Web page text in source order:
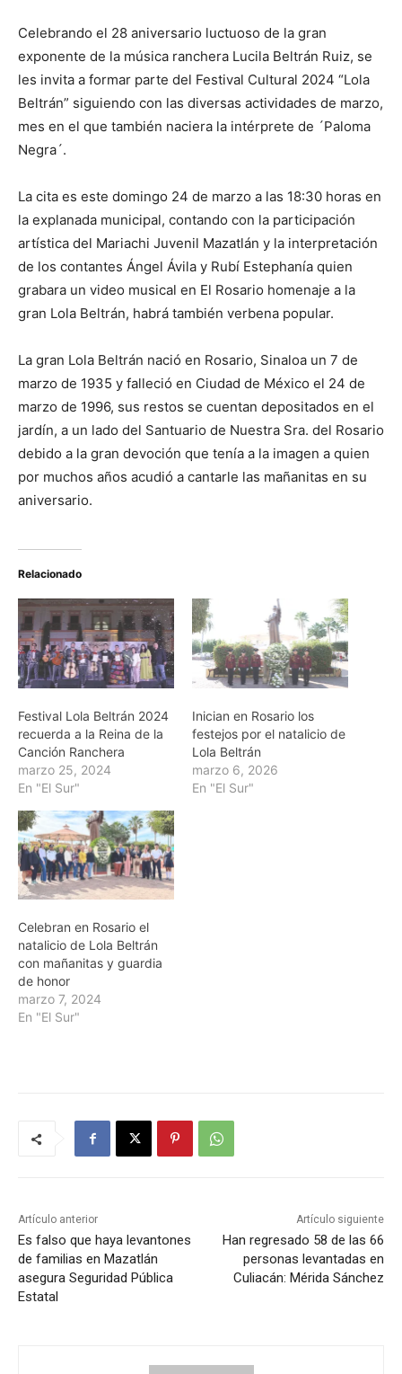
Celebrando el 28 aniversario luctuoso de la gran
exponente de la música ranchera Lucila Beltrán Ruiz, se
les invita a formar parte del Festival Cultural 2024 “Lola
Beltrán” siguiendo con las diversas actividades de marzo,
mes en el que también naciera la intérprete de ´Paloma
Negra´.
La cita es este domingo 24 de marzo a las 18:30 horas en
la explanada municipal, contando con la participación
artística del Mariachi Juvenil Mazatlán y la interpretación
de los contantes Ángel Ávila y Rubí Estephanía quien
grabara un video musical en El Rosario homenaje a la
gran Lola Beltrán, habrá también verbena popular.
La gran Lola Beltrán nació en Rosario, Sinaloa un 7 de
marzo de 1935 y falleció en Ciudad de México el 24 de
marzo de 1996, sus restos se cuentan depositados en el
jardín, a un lado del Santuario de Nuestra Sra. del Rosario
debido a la gran devoción que tenía a la imagen a quien
por muchos años acudió a cantarle las mañanitas en su
aniversario.
Relacionado
Festival Lola Beltrán 2024
recuerda a la Reina de la
Canción Ranchera
marzo 25, 2024
En "El Sur"
Inician en Rosario los
festejos por el natalicio de
Lola Beltrán
marzo 6, 2026
En "El Sur"
Celebran en Rosario el
natalicio de Lola Beltrán
con mañanitas y guardia
de honor
marzo 7, 2024
En "El Sur"
Artículo anterior
Es falso que haya levantones
de familias en Mazatlán
asegura Seguridad Pública
Estatal
Artículo siguiente
Han regresado 58 de las 66
personas levantadas en
Culiacán: Mérida Sánchez